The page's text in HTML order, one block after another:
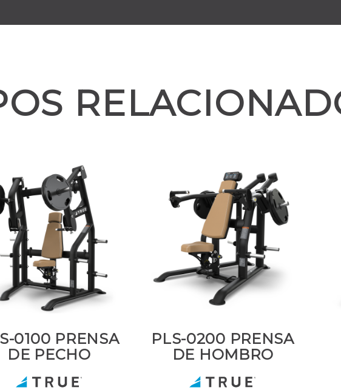
0100 PRENSA
DE PECHO
PLS-0200 PRENSA
DE HOMBRO